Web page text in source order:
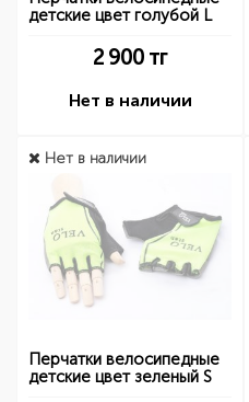
детские цвет голубой L
2 900 тг
Нет в наличии
Нет в наличии
Перчатки велосипедные
детские цвет зеленый S